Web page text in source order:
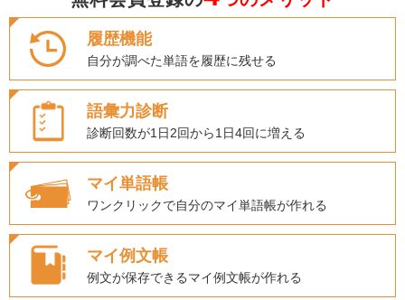
履歴機能
自分が調べた単語を履歴に残せる
語彙力診断
診断回数が1日2回から1日4回に増える
マイ単語帳
ワンクリックで自分のマイ単語帳が作れる
マイ例文帳
例文が保存できるマイ例文帳が作れる